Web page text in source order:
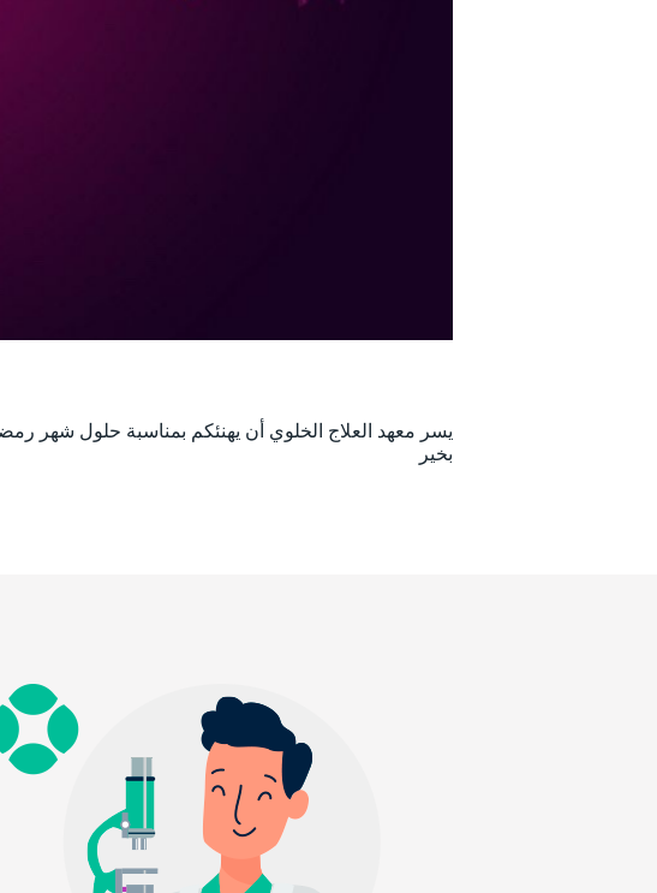
يسر معهد العلاج الخلوي أن يهنئكم بمناسبة حلول شهر
بخير